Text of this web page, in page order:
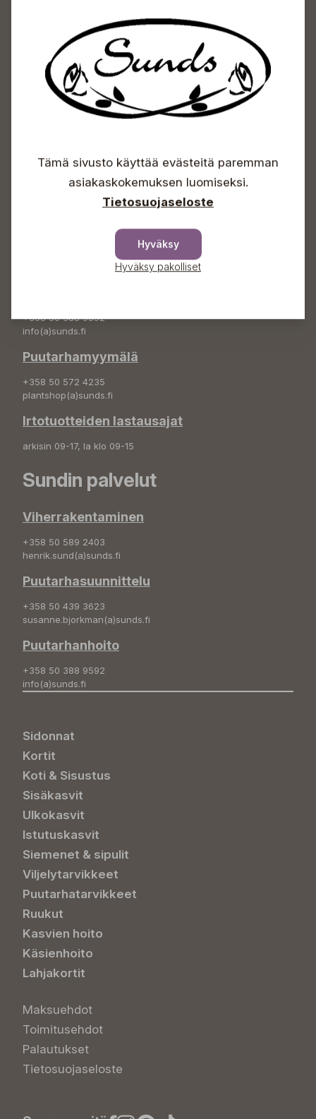
Sundin Puutarhakeskus
Avoinna
Arkisin 09-18
Lauantaisin 09-16
+358 50 388 9592
info(a)sunds.fi
+358 50 388 9592
info(a)sunds.fi
Puutarhamyymälä
+358 50 572 4235
plantshop(a)sunds.fi
Irtotuotteiden lastausajat
arkisin 09-17, la klo 09-15
Sundin palvelut
Viherrakentaminen
+358 50 589 2403
henrik.sund(a)sunds.fi
Puutarhasuunnittelu
+358 50 439 3623
susanne.bjorkman(a)sunds.fi
Puutarhanhoito
+358 50 388 9592
info(a)sunds.fi
Sidonnat
Kortit
Koti & Sisustus
Sisäkasvit
Ulkokasvit
Istutuskasvit
Siemenet & sipulit
Viljelytarvikkeet
Puutarhatarvikkeet
Ruukut
Kasvien hoito
Käsienhoito
Lahjakortit
Maksuehdot
Toimitusehdot
Palautukset
Tietosuojaseloste
Tämä sivusto käyttää evästeitä paremman
asiakaskokemuksen luomiseksi.
Tietosuojaseloste
Hyväksy
Hyväksy pakolliset